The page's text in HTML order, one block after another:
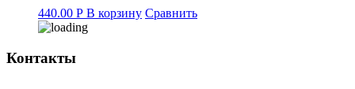
440.00 Р В корзину Сравнить
Контакты